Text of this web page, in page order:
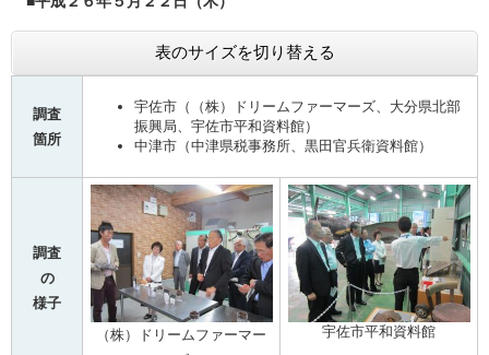
表のサイズを切り替える
調査
箇所
宇佐市（（株）ドリームファーマーズ、大分県北部
振興局、宇佐市平和資料館）
中津市（中津県税事務所、黒田官兵衛資料館）
調査
の
様子
（株）ドリームファーマー
宇佐市平和資料館